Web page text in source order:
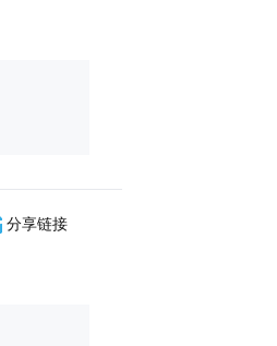
分享链接